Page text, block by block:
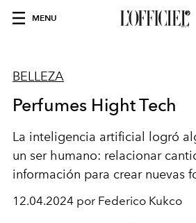
MENU
BELLEZA
Perfumes Hight Tech
La inteligencia artificial
logró
un ser humano: relacionar
información para crear nuevas
12.04.2024 por Federico Kukco